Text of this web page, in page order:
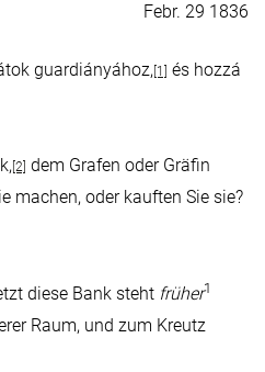
Febr. 29 1836
guardiányához, [1]
és hozzá
[2] dem Grafen oder Gräfin
machen, oder kauften Sie sie?
diese Bank steht früher1
Raum, und zum Kreutz